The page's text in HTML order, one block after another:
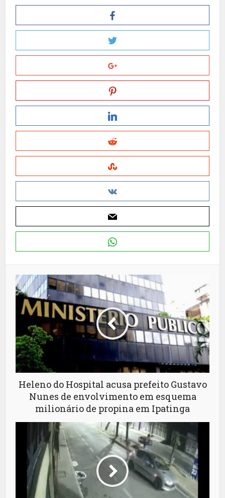
Heleno do Hospital acusa prefeito Gustavo
Nunes de envolvimento em esquema
milionário de propina em Ipatinga